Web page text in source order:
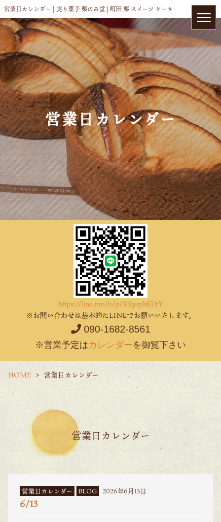
営業日カレンダー | 実り菓子 栗のみ堂 | 町田 栗 スイーツ ケーキ
営業日カレンダー
https://line.me/ti/p/KfqupMjUrY
※お問い合わせは基本的にLINEでお願いいたします。
090-1682-8561
※営業予定はカレンダーを御覧下さい
HOME 営業日カレンダー
営業日カレンダー
営業日カレンダー BLOG 2026年6月13日
6/13